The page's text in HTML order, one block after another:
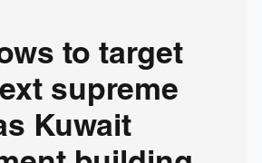
to target
supreme
Kuwait